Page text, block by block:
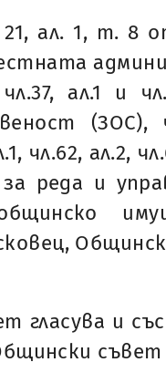
21, ал. 1, т. 8
ал.1 и
(ЗОС),
чл.62, ал.2,
реда и
гласува и
съвет